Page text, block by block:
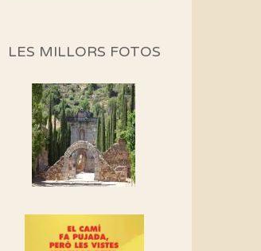
Si no podem caminar,
alguna cosa hem de fer...
Els Centpeus signen el
Manifest a favor dels
Camins Vells
manifest!
LES MILLORS FOTOS